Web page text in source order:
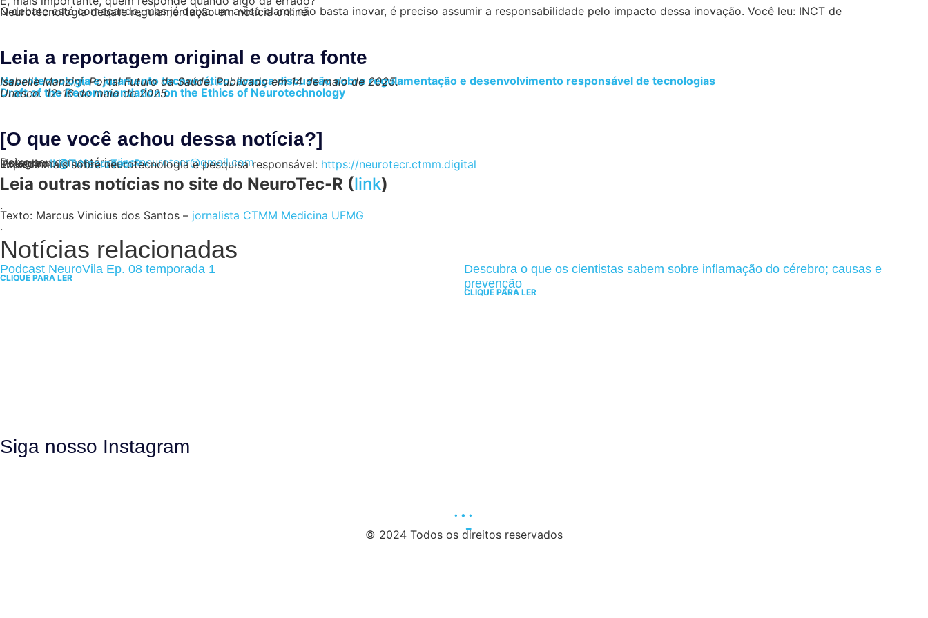
O debate está começando, mas já deixa um aviso claro: não basta inovar, é preciso assumir a responsabilidade pelo impacto dessa inovação. Você leu: INCT de Neurotecnologia debate regulamentação em notícia online.
Leia a reportagem original e outra fonte
Neurotecnologia e juramento tecnocrático: avança discussão sobre regulamentação e desenvolvimento responsável de tecnologias
Isabelle Manzini. Portal Futuro da Saúde. Publicado em 14 de maio de 2025.
Draft of the Recommendation on the Ethics of Neurotechnology
Unesco. 12-16 de maio de 2025.
[O que você achou dessa notícia?]
Deixe seu comentário:inctneurotecr@gmail.com
Instagram:@inctneurotecr
LinkedIn:INCT NeuroTec-R
Explore mais sobre neurotecnologia e pesquisa responsável: https://neurotecr.ctmm.digital
Leia outras notícias no site do NeuroTec-R (link)
.
Texto: Marcus Vinicius dos Santos – jornalista CTMM Medicina UFMG
.
Notícias relacionadas
Podcast NeuroVila Ep. 08 temporada 1
CLIQUE PARA LER
Descubra o que os cientistas sabem sobre inflamação do cérebro; causas e
prevenção
CLIQUE PARA LER
Siga nosso Instagram
© 2024 Todos os direitos reservados